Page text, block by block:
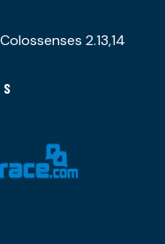
Colossenses 2.13,14